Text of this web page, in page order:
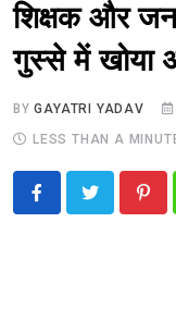
शिक्षक और
गुस्से में खोया
BYGAYATRI YADAV
LESS THAN A